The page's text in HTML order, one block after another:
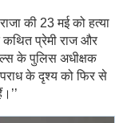
की 23 मई को हत्या
प्रेमी राज और
के पुलिस अधीक्षक
के दृश्य को फिर से